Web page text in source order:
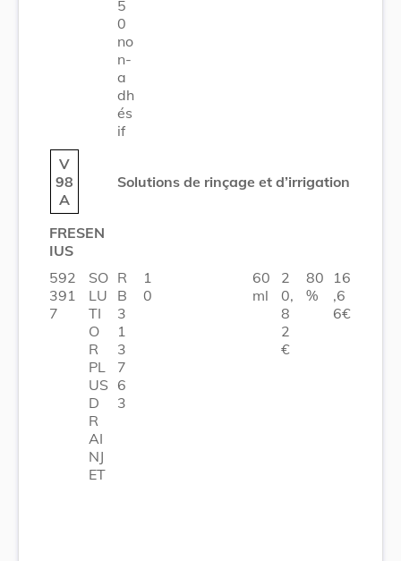
5
0
no
n-
a
dh
és
if
V
98
A
Solutions de rinçage et d’irrigation
FRESEN
IUS
592
391
7
SO
LU
TI
O
R
PL
US
D
R
AI
NJ
ET
R
B
3
1
3
7
6
3
1
0
60
ml
2
0,
8
2
€
80
%
16
,6
6€